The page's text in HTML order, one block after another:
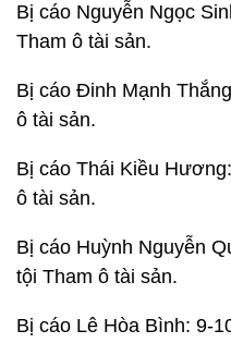
Bị cáo Nguyễn Ngọc
Tham ô tài sản.
Bị cáo Đinh Mạnh
ô tài sản.
Bị cáo Thái Kiều
ô tài sản.
Bị cáo Huỳnh Nguyễn
tội Tham ô tài sản.
Bị cáo Lê Hòa Bình: 9-